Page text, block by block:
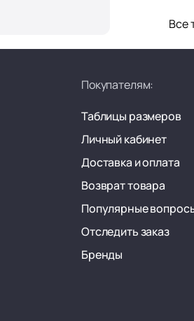
Все
Покупателям:
Таблицы размеров
Личный кабинет
Доставка и оплата
Возврат товара
Популярные
Отследить заказ
Бренды